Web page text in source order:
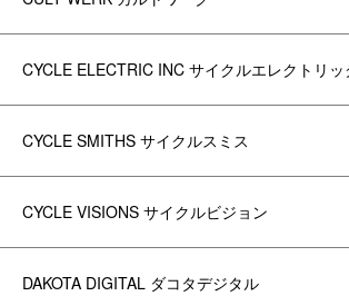
CYCLE ELECTRIC INC サイクルエレクトリッ
CYCLE SMITHS サイクルスミス
CYCLE VISIONS サイクルビジョン
DAKOTA DIGITAL ダコタデジタル